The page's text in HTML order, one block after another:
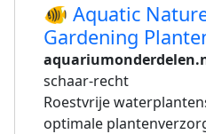
🐠 Aquatic
Gardening
schaar-recht
Roestvrije
optimale